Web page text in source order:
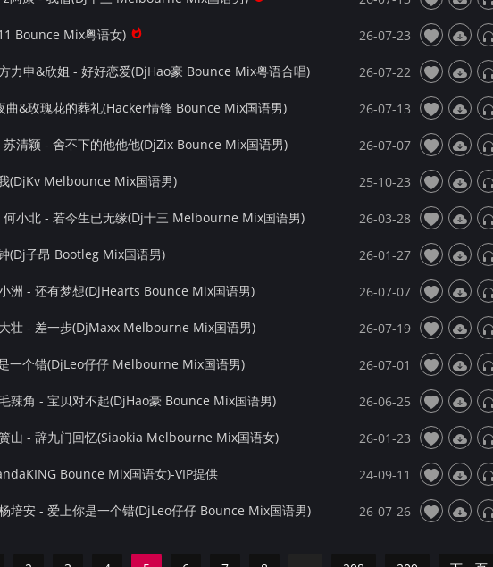
Bounce Mix粤语女) 26-07-23
力申&欣姐 - 好好恋爱(DjHao豪 Bounce Mix粤语合唱) 26-07-22
曲&玫瑰花的葬礼(Hacker情锋 Bounce Mix国语男) 26-07-13
苏清颖 - 舍不下的他他他(DjZix Bounce Mix国语男) 26-07-07
(DjKv Melbounce Mix国语男) 25-10-23
何小北 - 若今生已无缘(Dj十三 Melbourne Mix国语男) 26-03-28
(Dj子昂 Bootleg Mix国语男) 26-01-27
小洲 - 还有梦想(DjHearts Bounce Mix国语男) 26-07-07
大壮 - 差一步(DjMaxx Melbourne Mix国语男) 26-07-19
一个错(DjLeo仔仔 Melbourne Mix国语男) 26-07-01
辣角 - 宝贝对不起(DjHao豪 Bounce Mix国语男) 26-06-25
簧山 - 辞九门回忆(Siaokia Melbourne Mix国语女) 26-01-23
Bounce Mix国语女)-VIP提供 24-09-11
培安 - 爱上你是一个错(DjLeo仔仔 Bounce Mix国语男) 26-07-26